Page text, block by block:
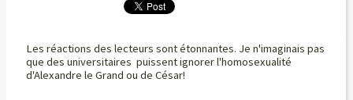
Les réactions des lecteurs sont étonnantes. Je n'imaginais pas
que des universitaires puissent ignorer l'homosexualité
d'Alexandre le Grand ou de César!